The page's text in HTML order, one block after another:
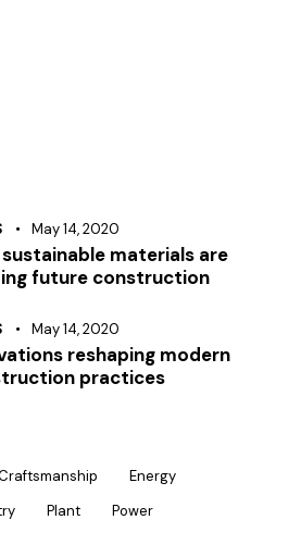
May 14, 2020
materials are
future construction
May 14, 2020
reshaping modern
practices
Energy
Plant
Power